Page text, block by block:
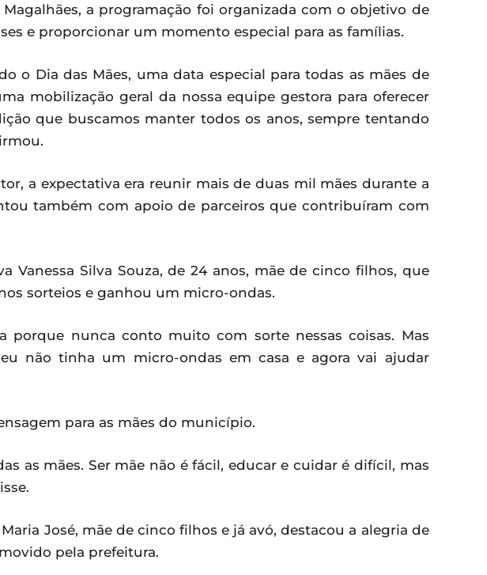
a programação foi organizada com o objetivo de
e proporcionar um momento especial para as famílias.
o Dia das Mães, uma data especial para todas as mães de
mobilização geral da nossa equipe gestora para oferecer
que buscamos manter todos os anos, sempre tentando
a expectativa era reunir mais de duas mil mães durante a
também com apoio de parceiros que contribuíram com
Vanessa Silva Souza, de 24 anos, mãe de cinco filhos, que
sorteios e ganhou um micro-ondas.
porque nunca conto muito com sorte nessas coisas. Mas
não tinha um micro-ondas em casa e agora vai ajudar
para as mães do município.
as mães. Ser mãe não é fácil, educar e cuidar é difícil, mas
José, mãe de cinco filhos e já avó, destacou a alegria de
pela prefeitura.